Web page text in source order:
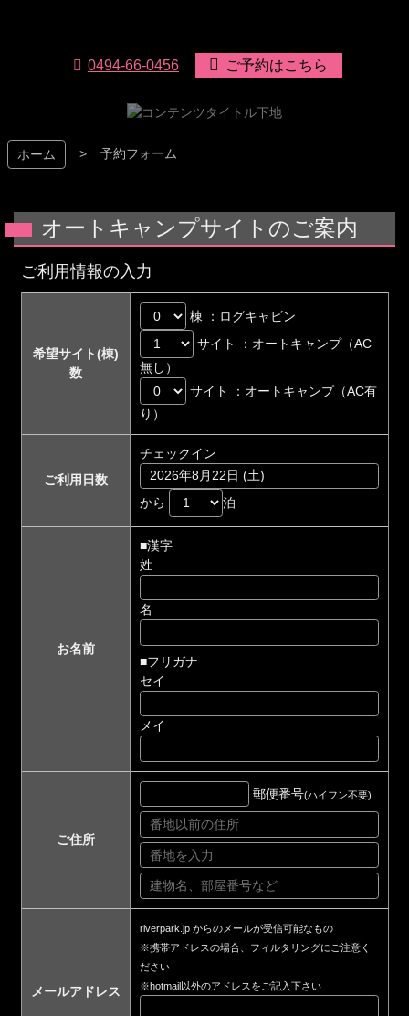
へ
ス
リバーパーク上長瀞
0494-66-0456 ご予約はこちら
ホーム 予約フォーム
オートキャンプサイトのご案内
ご利用情報の入力
希望サイト(棟)
数
棟 ：ログキャビン
サイト ：オートキャンプ（AC
無し）
サイト ：オートキャンプ（AC有
り）
ご利用日数
チェックイン
から 泊
お名前
■漢字
姓
名
■フリガナ
セイ
メイ
ご住所
郵便番号(ハイフン不要)
メールアドレス
riverpark.jp からのメールが受信可能なもの
※携帯アドレスの場合、フィルタリングにご注意く
ださい
※hotmail以外のアドレスをご記入下さい